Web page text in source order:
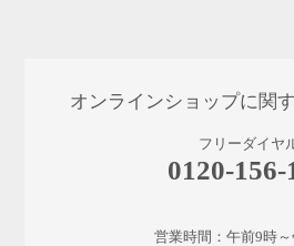
オンラインショップに関
フリーダイヤ
0120-156-
営業時間：午前9時